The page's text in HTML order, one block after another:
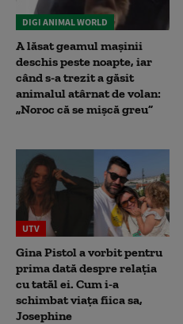
DIGI ANIMAL WORLD
A lăsat geamul mașinii
deschis peste noapte, iar
când s-a trezit a găsit
animalul atârnat de volan:
„Noroc că se mișcă greu”
UTV
Gina Pistol a vorbit pentru
prima dată despre relația
cu tatăl ei. Cum i-a
schimbat viața fiica sa,
Josephine